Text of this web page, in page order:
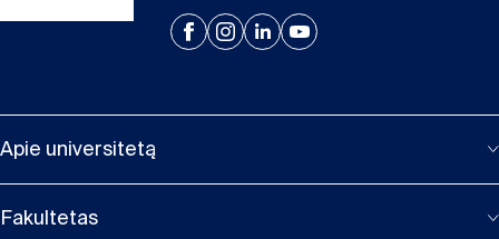
Apie universitetą
Fakultetas